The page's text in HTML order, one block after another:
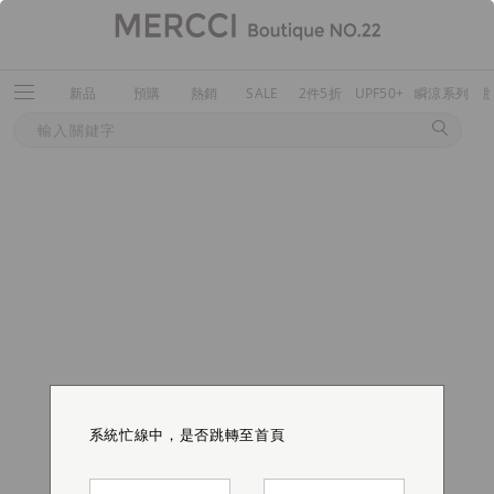
新品 預購 熱銷 SALE 2件5折 UPF50+ 瞬涼系列
系統忙線中，是否跳轉至首頁
系統忙線中，是否跳轉至首頁
系統忙線中，是否跳轉至首頁
系統忙線中，是否跳轉至首頁
系統忙線中，是否跳轉至首頁